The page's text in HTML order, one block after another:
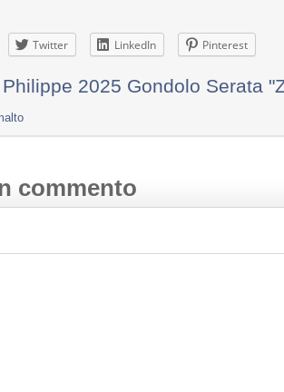
Twitter LinkedIn Pinterest
2025 Gondolo Serata
commento